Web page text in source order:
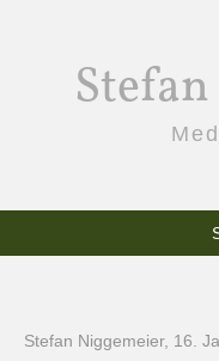
Stefan Niggemeier, 16.